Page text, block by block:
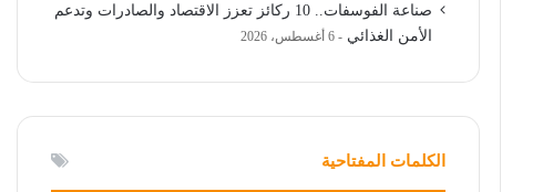
صناعة الفوسفات.. 10 ركائز تعزز الاقتصاد والصادرات وتدعم
الأمن الغذائي
6 أغسطس، 2026
الكلمات المفتاحية